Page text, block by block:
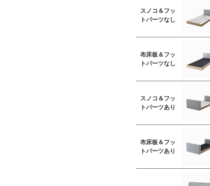
スノコ＆フッ
トパーツなし
布床板＆フッ
トパーツなし
スノコ＆フッ
トパーツあり
布床板＆フッ
トパーツあり